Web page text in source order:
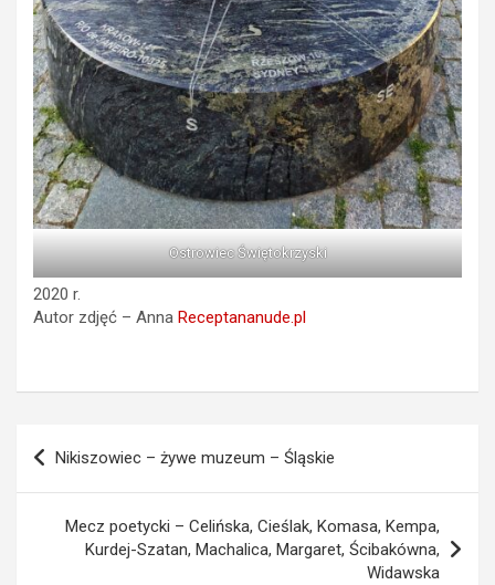
Ostrowiec Świętokrzyski
2020 r.
Autor zdjęć – Anna Receptananude.pl
Nawigacja
wpisu
Nikiszowiec – żywe muzeum – Śląskie
Mecz poetycki – Celińska, Cieślak, Komasa, Kempa,
Kurdej-Szatan, Machalica, Margaret, Ścibakówna,
Widawska